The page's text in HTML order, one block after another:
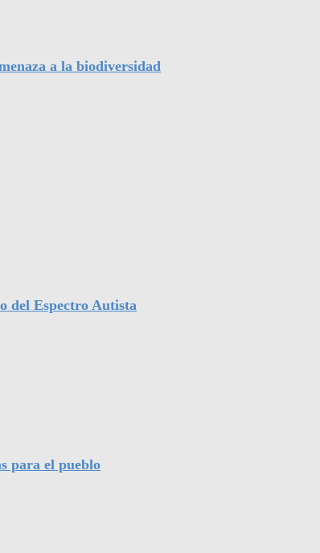
a la biodiversidad
del Espectro Autista
para el pueblo